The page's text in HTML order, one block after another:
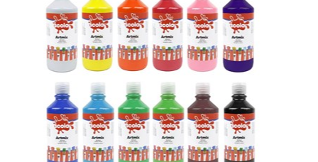
Logga in / Registrera dig
Hitta din säljare
Kontakta Lekolar